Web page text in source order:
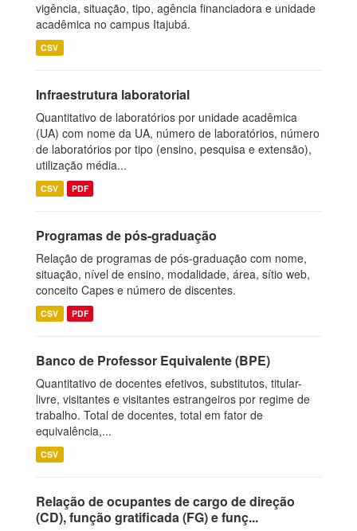
vigência, situação, tipo, agência financiadora e unidade
acadêmica no campus Itajubá.
CSV
Infraestrutura laboratorial
Quantitativo de laboratórios por unidade acadêmica
(UA) com nome da UA, número de laboratórios, número
de laboratórios por tipo (ensino, pesquisa e extensão),
utilização média...
CSV PDF
Programas de pós-graduação
Relação de programas de pós-graduação com nome,
situação, nível de ensino, modalidade, área, sítio web,
conceito Capes e número de discentes.
CSV PDF
Banco de Professor Equivalente (BPE)
Quantitativo de docentes efetivos, substitutos, titular-
livre, visitantes e visitantes estrangeiros por regime de
trabalho. Total de docentes, total em fator de
equivalência,...
CSV
Relação de ocupantes de cargo de direção
(CD), função gratificada (FG) e funç...